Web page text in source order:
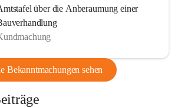
über die Anberaumung einer
Bekanntmachungen sehen